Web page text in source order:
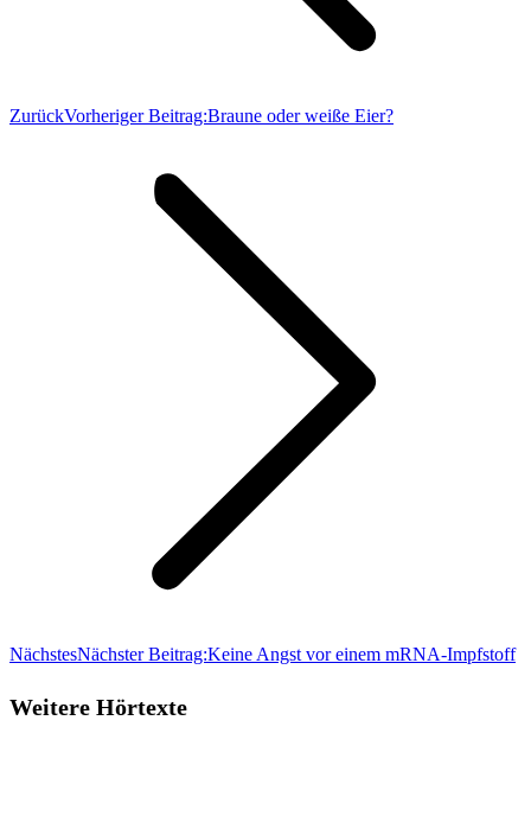
ZurückVorheriger Beitrag:Braune oder weiße Eier?
NächstesNächster Beitrag:Keine Angst vor einem mRNA-Impfstoff
Weitere Hörtexte